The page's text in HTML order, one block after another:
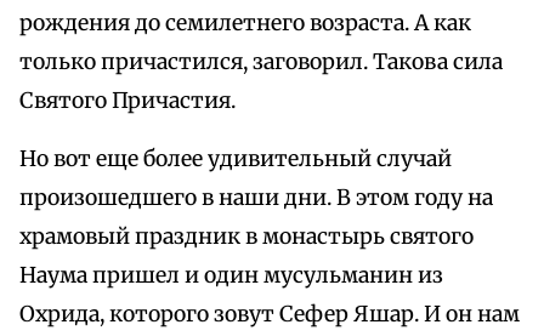
рождения до семилетнего возраста. А как
только причастился, заговорил. Такова сила
Святого Причастия.
Но вот еще более удивительный случай
произошедшего в наши дни. В этом году на
храмовый праздник в монастырь святого
Наума пришел и один мусульманин из
Охрида, которого зовут Сефер Яшар. И он нам